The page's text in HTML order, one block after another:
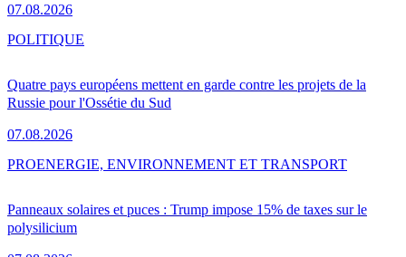
07.08.2026
Quatre pays européens mettent en garde contre les projets de la
Russie pour l'Ossétie du Sud
07.08.2026
POLITIQUE
Panneaux solaires et puces : Trump impose 15% de taxes sur le
polysilicium
PROENERGIE, ENVIRONNEMENT ET TRANSPORT